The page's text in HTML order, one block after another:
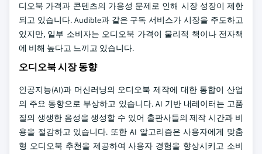
디오북 가격과 콘텐츠의 가용성 문제로 인해 시장 성장이 제한
되고 있습니다. Audible과 같은 구독 서비스가 시장을 주도하고
있지만, 일부 소비자는 오디오북 가격이 물리적 책이나 전자책
에 비해 높다고 느끼고 있습니다.
오디오북 시장 동향
인공지능(AI)과 머신러닝의 오디오북 제작에 대한 통합이 산업
의 주요 동향으로 부상하고 있습니다. AI 기반 내레이터는 고품
질의 생생한 음성을 생성할 수 있어 출판사들의 제작 시간과 비
용을 절감하고 있습니다. 또한 AI 알고리즘은 사용자에게 맞춤
형 오디오북 추천을 제공하여 사용자 경험을 향상시키고 소비